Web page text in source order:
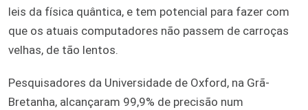
leis da física quântica, e tem potencial para fazer com
que os atuais computadores não passem de carroças
velhas, de tão lentos.
Pesquisadores da Universidade de Oxford, na Grã-
Bretanha, alcançaram 99,9% de precisão num